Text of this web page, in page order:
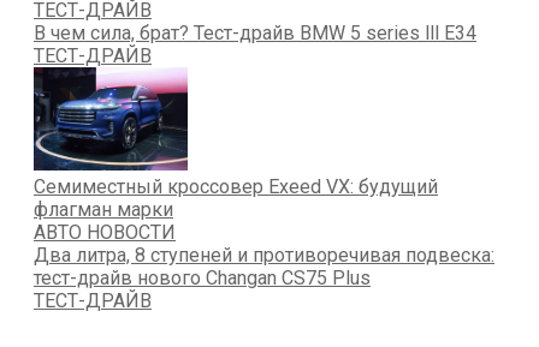
ТЕСТ-ДРАЙВ
В чем сила, брат? Тест-драйв BMW 5 series lll Е34
ТЕСТ-ДРАЙВ
Семиместный кроссовер Exeed VX: будущий
флагман марки
АВТО НОВОСТИ
Два литра, 8 ступеней и противоречивая подвеска:
тест-драйв нового Changan CS75 Plus
ТЕСТ-ДРАЙВ